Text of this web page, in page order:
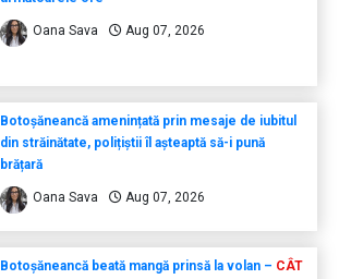
Oana Sava Aug 07, 2026
Botoșăneancă amenințată prin mesaje de iubitul
din străinătate, polițiștii îl așteaptă să-i pună
brățară
Oana Sava Aug 07, 2026
Botoșăneancă beată mangă prinsă la volan – CÂT